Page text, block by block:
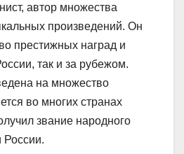
автор множества
произведений. Он
престижных наград и
так и за рубежом.
на множество
во многих странах
звание народного